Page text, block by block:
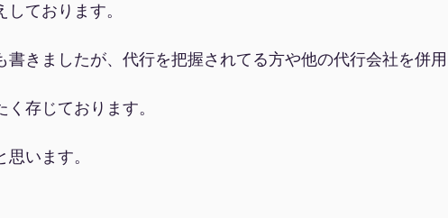
ております。
書きましたが、代行を把握されてる方や他の代行会社を併用
存じております。
います。